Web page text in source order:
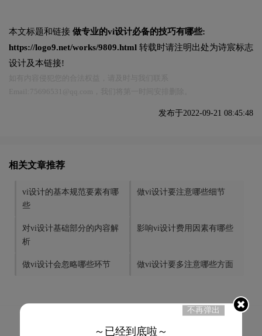
本文标题和链接 做专业的vi设计必备的技巧有哪些:
https://logo9.net/works/9809.html 转载时请注明出处为诗宸标志
设计及本链接!
发布于2022-09-21 08:45:48
相关文章推荐
vi设计的基本规范要素有哪
些
做vi设计要注意哪些细节
对vi设计基础部分的内容解
析
影响vi设计费用因素有哪些
做vi设计会忽略哪些环节 做vi设计要多注意哪些方面
不再弹出
～已经到底啦～